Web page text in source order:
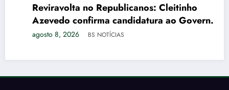
Reviravolta no Republicanos: Cleitinho
Azevedo confirma candidatura ao Governo
de Minas Gerais
agosto 8, 2026 BS NOTÍCIAS